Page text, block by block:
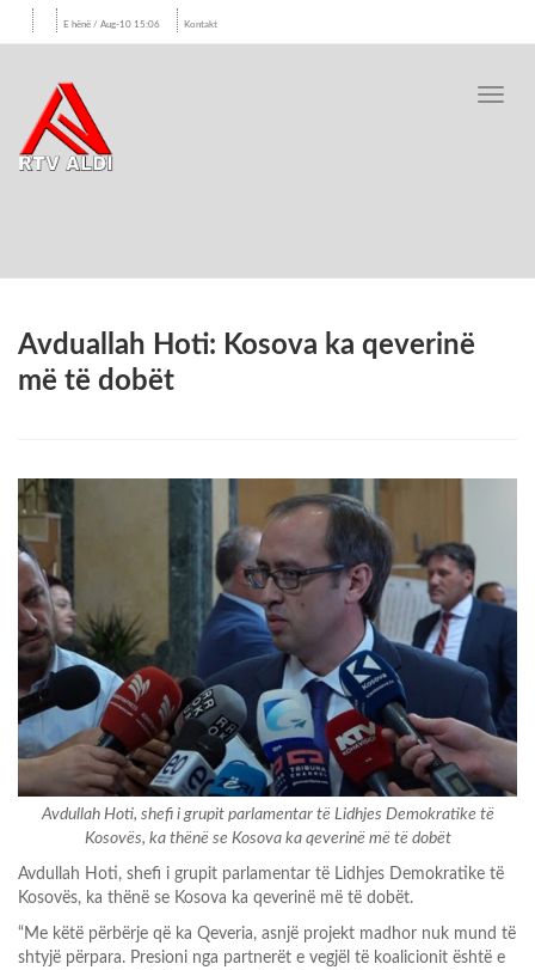
E hënë / Aug-10 15:06 Kontakt
Avduallah Hoti: Kosova ka qeverinë
më të dobët
Avdullah Hoti, shefi i grupit parlamentar të Lidhjes Demokratike të
Kosovës, ka thënë se Kosova ka qeverinë më të dobët
Avdullah Hoti, shefi i grupit parlamentar të Lidhjes Demokratike të
Kosovës, ka thënë se Kosova ka qeverinë më të dobët.
“Me këtë përbërje që ka Qeveria, asnjë projekt madhor nuk mund të
shtyjë përpara. Presioni nga partnerët e vegjël të koalicionit është e